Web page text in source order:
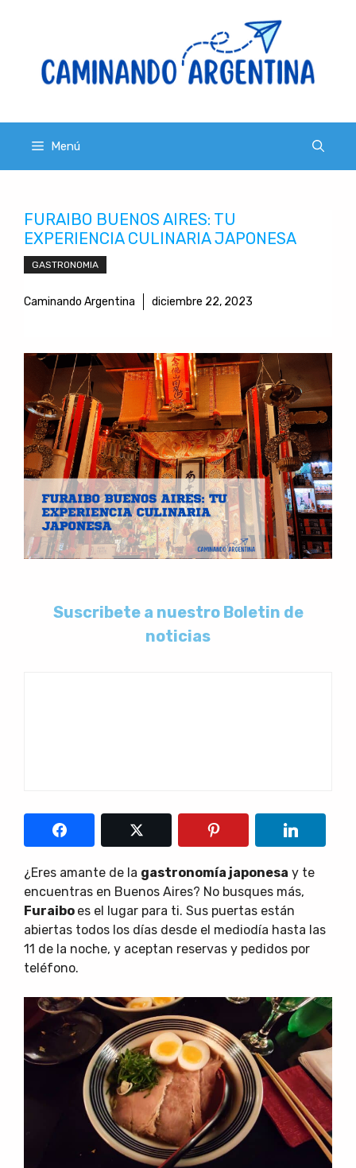
Menú
FURAIBO BUENOS AIRES: TU
EXPERIENCIA CULINARIA JAPONESA
GASTRONOMIA
Caminando Argentina diciembre 22, 2023
Suscribete a nuestro Boletin de
noticias
¿Eres amante de la gastronomía japonesa y te
encuentras en Buenos Aires? No busques más,
Furaibo es el lugar para ti. Sus puertas están
abiertas todos los días desde el mediodía hasta las
11 de la noche, y aceptan reservas y pedidos por
teléfono.